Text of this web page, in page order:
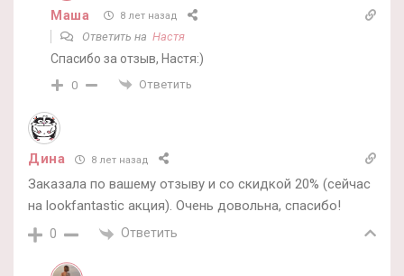
Маша 8 лет назад
Ответить на Настя
Спасибо за отзыв, Настя:)
0 Ответить
Дина 8 лет назад
Заказала по вашему отзыву и со скидкой 20% (сейчас
на lookfantastic акция). Очень довольна, спасибо!
0 Ответить